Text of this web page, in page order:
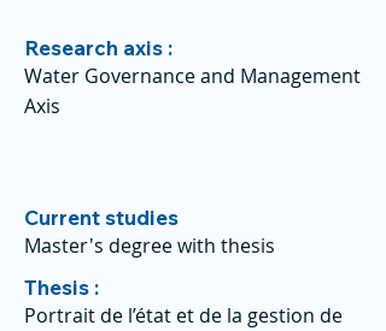
Research axis :
Water Governance and Management
Axis
Current studies
Master's degree with thesis
Thesis :
Portrait de l’état et de la gestion de